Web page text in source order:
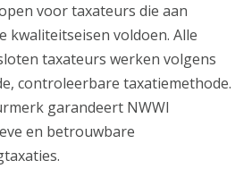
voor taxateurs die aan
kwaliteitseisen voldoen. Alle
taxateurs werken volgens
controleerbare taxatiemethode.
garandeert NWWI
en betrouwbare